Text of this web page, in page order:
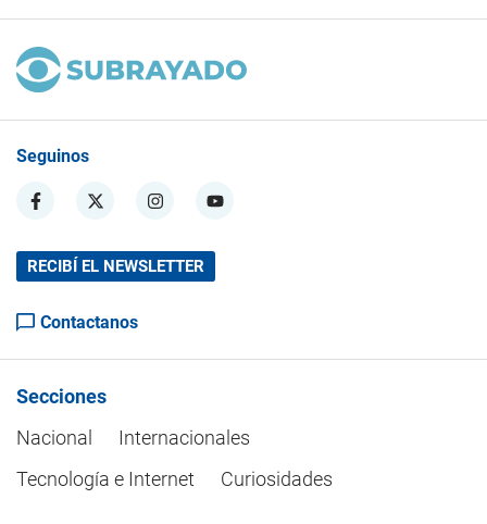
Seguinos
RECIBÍ EL NEWSLETTER
Contactanos
Secciones
Nacional
Internacionales
Tecnología e Internet
Curiosidades